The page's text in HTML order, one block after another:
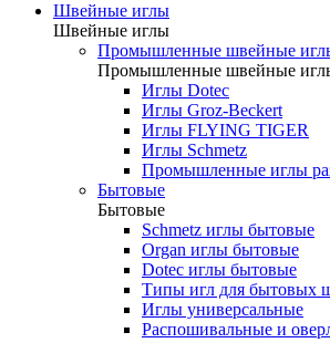
Швейные иглы
Швейные иглы
Промышленные швейные
Промышленные швейные
Иглы Dotec
Иглы Groz-Beckert
Иглы FLYING TIGER
Иглы Schmetz
Промышленные иглы
Бытовые
Бытовые
Schmetz иглы бытовые
Organ иглы бытовые
Dotec иглы бытовые
Типы игл для бытовых
Иглы универсальные
Распошивальные и